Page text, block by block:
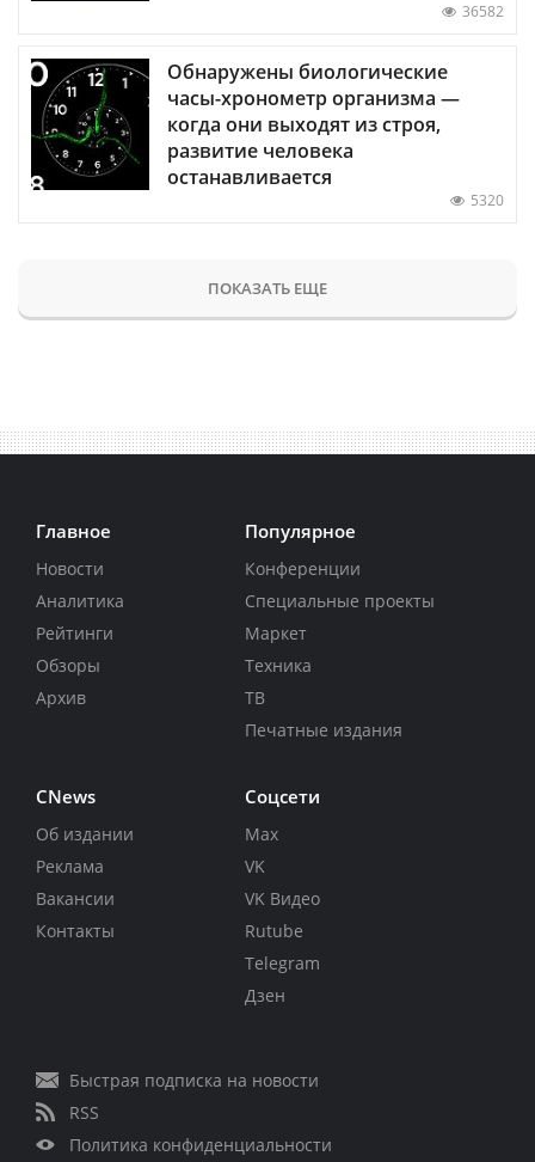
36582
Обнаружены биологические
часы-хронометр организма —
когда они выходят из строя,
развитие человека
останавливается
5320
ПОКАЗАТЬ ЕЩЕ
Главное
Новости
Аналитика
Рейтинги
Обзоры
Архив
Популярное
Конференции
Специальные проекты
Маркет
Техника
ТВ
Печатные издания
CNews
Об издании
Реклама
Вакансии
Контакты
Соцсети
Max
VK
VK Видео
Rutube
Telegram
Дзен
Быстрая подписка на новости
RSS
Политика конфиденциальности